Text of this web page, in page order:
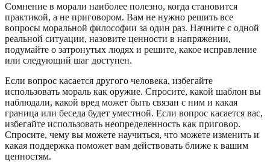
Сомнение в морали наиболее полезно, когда становится
практикой, а не приговором. Вам не нужно решить все
вопросы моральной философии за один раз. Начните с одной
реальной ситуации, назовите ценности в напряжении,
подумайте о затронутых людях и решите, какое исправление
или следующий шаг доступен.
Если вопрос касается другого человека, избегайте
использовать мораль как оружие. Спросите, какой шаблон вы
наблюдали, какой вред может быть связан с ним и какая
граница или беседа будет уместной. Если вопрос касается вас,
избегайте использовать неопределенность как приговор.
Спросите, чему вы можете научиться, что можете изменить и
какая поддержка поможет вам действовать ближе к вашим
ценностям.